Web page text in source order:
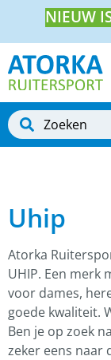
NIEUW
Uhip
Atorka
UHIP. Een merk
voor dames,
goede kwaliteit.
Ben je op zoek
zeker eens naar